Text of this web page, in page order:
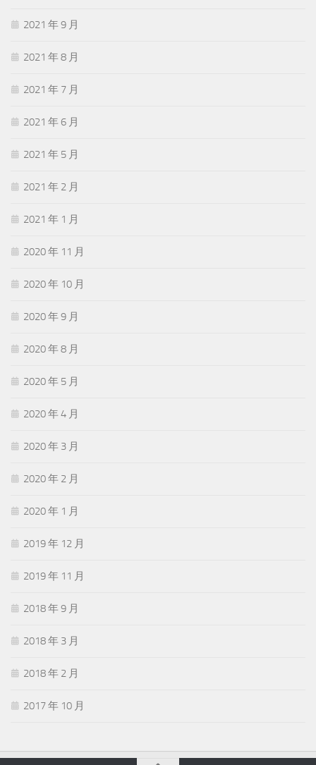
2021 年 9 月
2021 年 8 月
2021 年 7 月
2021 年 6 月
2021 年 5 月
2021 年 2 月
2021 年 1 月
2020 年 11 月
2020 年 10 月
2020 年 9 月
2020 年 8 月
2020 年 5 月
2020 年 4 月
2020 年 3 月
2020 年 2 月
2020 年 1 月
2019 年 12 月
2019 年 11 月
2018 年 9 月
2018 年 3 月
2018 年 2 月
2017 年 10 月